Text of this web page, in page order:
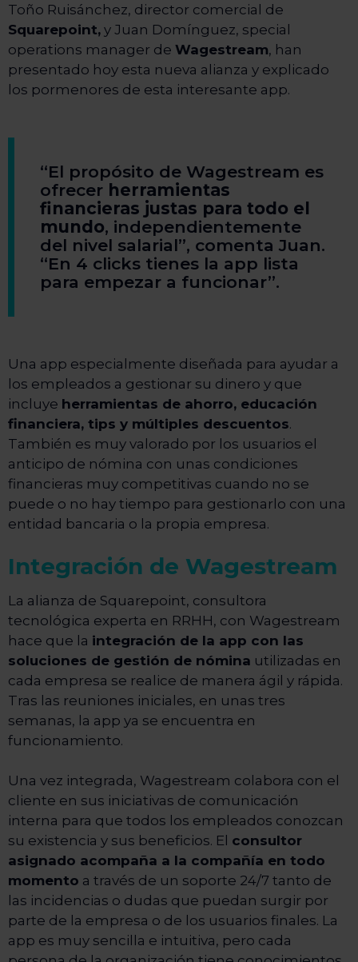
Toño Ruisánchez, director comercial de
Squarepoint, y Juan Domínguez, special
operations manager de Wagestream, han
presentado hoy esta nueva alianza y explicado
los pormenores de esta interesante app.
“El propósito de Wagestream es
ofrecer herramientas
financieras justas para todo el
mundo, independientemente
del nivel salarial”, comenta Juan.
“En 4 clicks tienes la app lista
para empezar a funcionar”.
Una app especialmente diseñada para ayudar a
los empleados a gestionar su dinero y que
incluye herramientas de ahorro, educación
financiera, tips y múltiples descuentos.
También es muy valorado por los usuarios el
anticipo de nómina con unas condiciones
financieras muy competitivas cuando no se
puede o no hay tiempo para gestionarlo con una
entidad bancaria o la propia empresa.
Integración de Wagestream
La alianza de Squarepoint, consultora
tecnológica experta en RRHH, con Wagestream
hace que la integración de la app con las
soluciones de gestión de nómina utilizadas en
cada empresa se realice de manera ágil y rápida.
Tras las reuniones iniciales, en unas tres
semanas, la app ya se encuentra en
funcionamiento.
Una vez integrada, Wagestream colabora con el
cliente en sus iniciativas de comunicación
interna para que todos los empleados conozcan
su existencia y sus beneficios. El consultor
asignado acompaña a la compañía en todo
momento a través de un soporte 24/7 tanto de
las incidencias o dudas que puedan surgir por
parte de la empresa o de los usuarios finales. La
app es muy sencilla e intuitiva, pero cada